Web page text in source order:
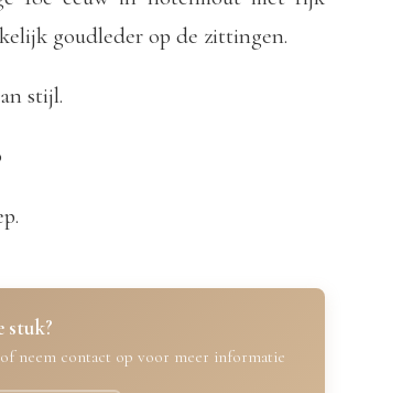
goudleder op de zittingen.
stijl.
stuk?
neem contact op voor meer informatie